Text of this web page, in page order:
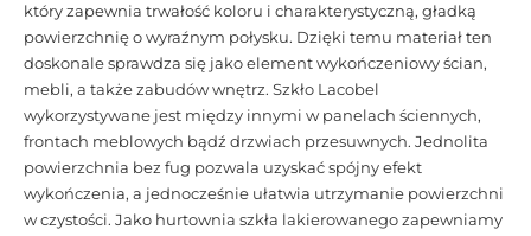
który zapewnia trwałość koloru i charakterystyczną, gładką
powierzchnię o wyraźnym połysku. Dzięki temu materiał ten
doskonale sprawdza się jako element wykończeniowy ścian,
mebli, a także zabudów wnętrz. Szkło Lacobel
wykorzystywane jest między innymi w panelach ściennych,
frontach meblowych bądź drzwiach przesuwnych. Jednolita
powierzchnia bez fug pozwala uzyskać spójny efekt
wykończenia, a jednocześnie ułatwia utrzymanie powierzchni
w czystości. Jako hurtownia szkła lakierowanego zapewniamy